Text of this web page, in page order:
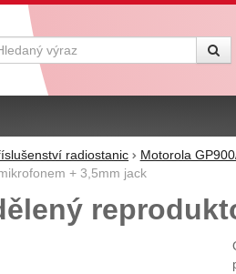
radiostanic Motorola
+ 3,5mm jack